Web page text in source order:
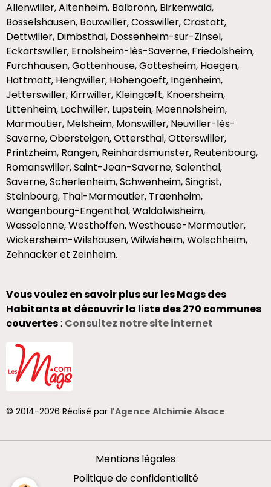
Allenwiller, Altenheim, Balbronn, Birkenwald,
Bosselshausen, Bouxwiller, Cosswiller, Crastatt,
Dettwiller, Dimbsthal, Dossenheim-sur-Zinsel,
Eckartswiller, Ernolsheim-lès-Saverne, Friedolsheim,
Furchhausen, Gottenhouse, Gottesheim, Haegen,
Hattmatt, Hengwiller, Hohengoeft, Ingenheim,
Jetterswiller, Kirrwiller, Kleingœft, Knoersheim,
Littenheim, Lochwiller, Lupstein, Maennolsheim,
Marmoutier, Melsheim, Monswiller, Neuviller-lès-
Saverne, Obersteigen, Ottersthal, Otterswiller,
Printzheim, Rangen, Reinhardsmunster, Reutenbourg,
Romanswiller, Saint-Jean-Saverne, Salenthal,
Saverne, Scherlenheim, Schwenheim, Singrist,
Steinbourg, Thal-Marmoutier, Traenheim,
Wangenbourg-Engenthal, Waldolwisheim,
Wasselonne, Westhoffen, Westhouse-Marmoutier,
Wickersheim-Wilshausen, Wilwisheim, Wolschheim,
Zehnacker et Zeinheim.
Vous voulez en savoir plus sur les Mags des
Habitants et découvrir la liste des 270 communes
couvertes: Consultez notre site internet
© 2014-2026 Réalisé par l'Agence Alchimie Alsace
Mentions légales
Politique de confidentialité